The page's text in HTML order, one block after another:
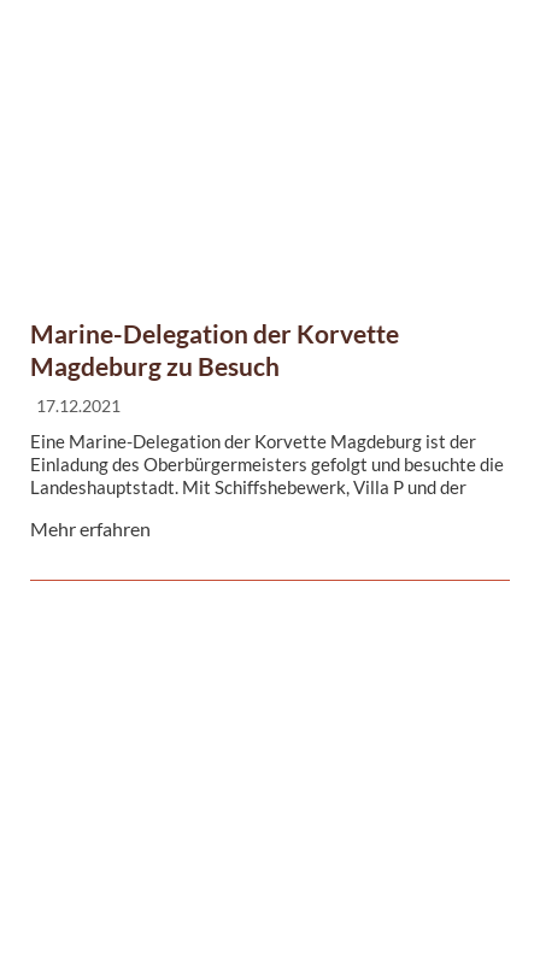
Marine-Delegation der Korvette
Magdeburg zu Besuch
17.12.2021
Eine Marine-Delegation der Korvette Magdeburg ist der
Einladung des Oberbürgermeisters gefolgt und besuchte die
Landeshauptstadt. Mit Schiffshebewerk, Villa P und der
Gästen ein adventliches Programm geboten. Ein Eintrag ins
Mehr erfahren